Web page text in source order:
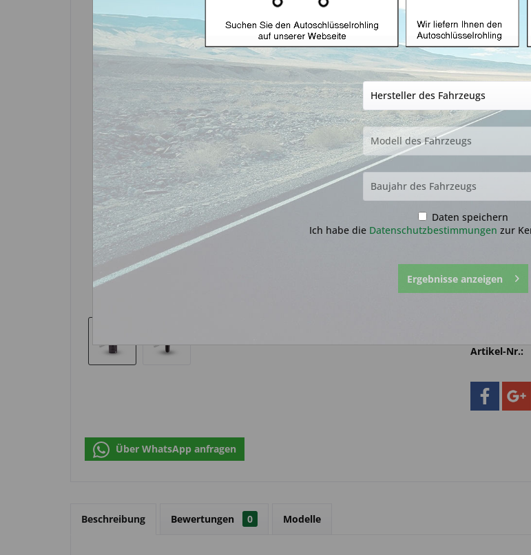
ID46
59,99
inkl. MwSt.
Lieferzeit
NEU:
nachmachen
Der
runter.
Artikel-Nr.:
Über WhatsApp anfragen
Beschreibung Bewertungen 0 Modelle
Daten speichern
Ich habe die Datenschutzbestimmungen zur
Ergebnisse anzeigen